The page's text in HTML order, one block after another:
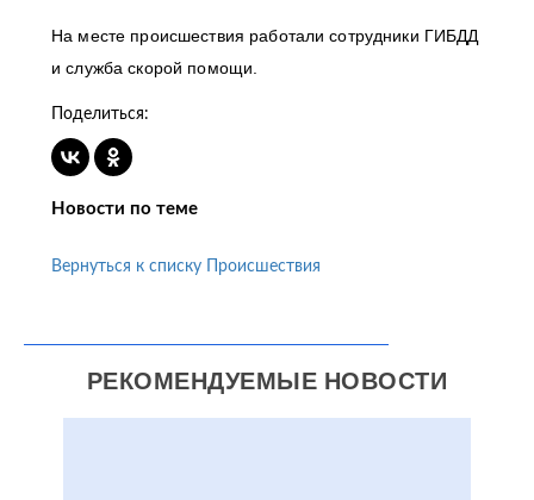
На месте происшествия работали сотрудники ГИБДД
и служба скорой помощи.
Поделиться:
Новости по теме
Вернуться к списку Происшествия
РЕКОМЕНДУЕМЫЕ НОВОСТИ